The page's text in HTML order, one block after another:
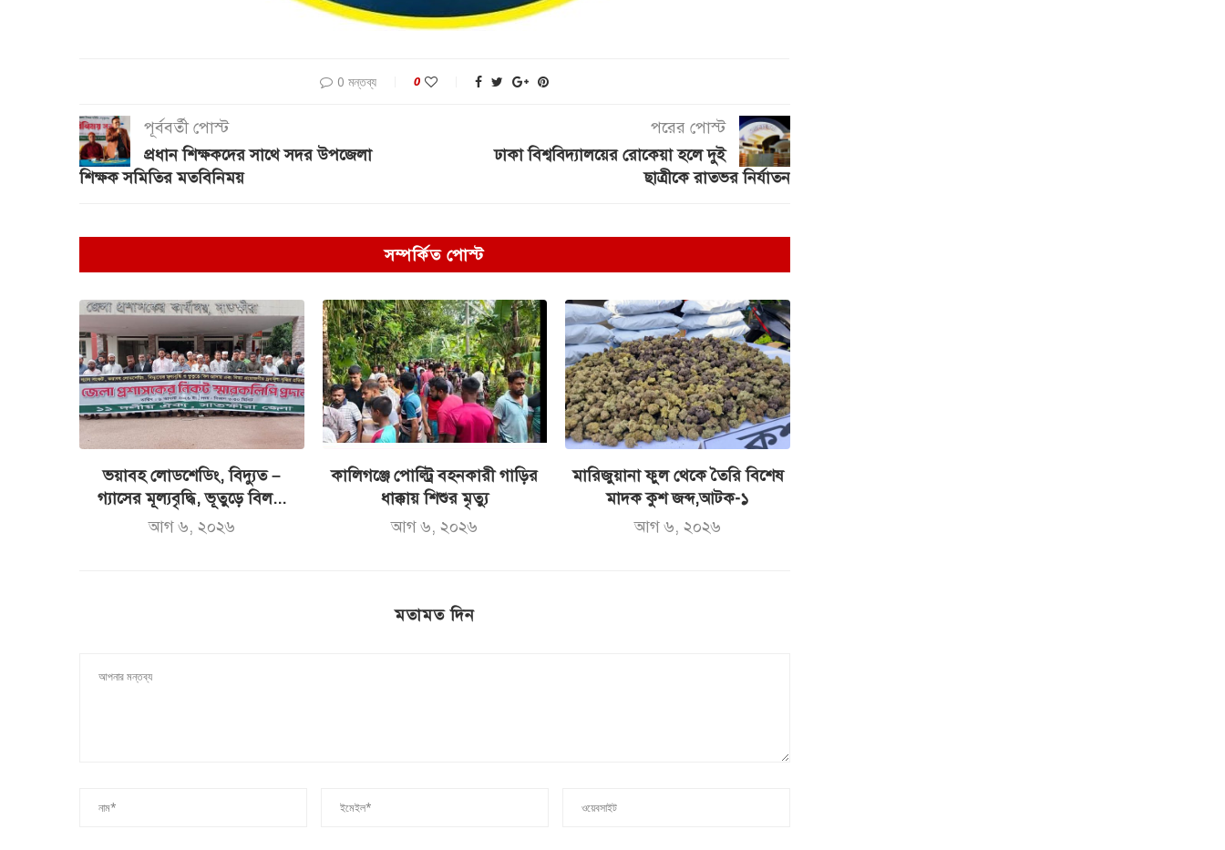
0 মন্তব্য 0
পূর্ববর্তী পোস্ট
প্রধান শিক্ষকদের সাথে সদর উপজেলা
শিক্ষক সমিতির মতবিনিময়
পরের পোস্ট
ঢাকা বিশ্ববিদ্যালয়ের রোকেয়া হলে দুই
ছাত্রীকে রাতভর নির্যাতন
সম্পর্কিত পোস্ট
ভয়াবহ লোডশেডিং, বিদ্যুত –
গ্যাসের মূল্যবৃদ্ধি, ভূতুড়ে বিল...
আগ ৬, ২০২৬
কালিগঞ্জে পোল্ট্রি বহনকারী গাড়ির
ধাক্কায় শিশুর মৃত্যু
আগ ৬, ২০২৬
মারিজুয়ানা ফুল থেকে তৈরি বিশেষ
মাদক কুশ জব্দ,আটক-১
আগ ৬, ২০২৬
মতামত দিন